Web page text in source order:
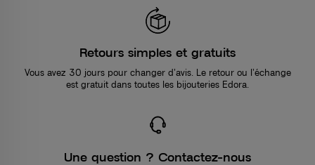
Retours simples et gratuits
Vous avez 30 jours pour changer d’avis. Le retour ou l’échange
est gratuit dans toutes les bijouteries Edora.
Une question ? Contactez-nous